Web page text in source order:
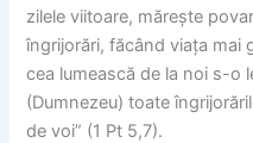
zilele viitoare, mărește
îngrijorări, făcând viața mai
cea lumească de la noi s-o
(Dumnezeu) toate
de voi” (1 Pt 5,7).